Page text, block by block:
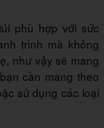
phù hợp với sức
trình mà không
như vậy sẽ mang
cần mang theo
sử dụng các loại